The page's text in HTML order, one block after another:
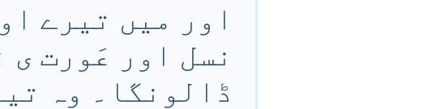
اور میں تیرے
نسل اور عَورت
ڈالونگا۔ وہ